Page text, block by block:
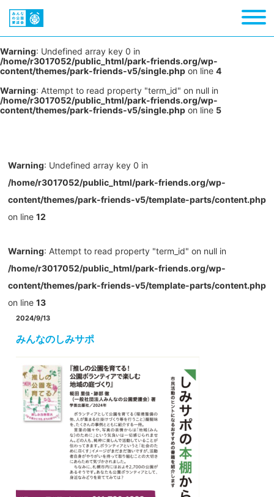
Warning: Undefined array key 0 in
/home/r3017052/public_html/park-friends.org/wp-
content/themes/park-friends-v5/single.php on line 4
Warning: Attempt to read property "term_id" on null in
/home/r3017052/public_html/park-friends.org/wp-
content/themes/park-friends-v5/single.php on line 5
Warning: Undefined array key 0 in
/home/r3017052/public_html/park-friends.org/wp-
content/themes/park-friends-v5/template-parts/content.php
on line 12
Warning: Attempt to read property "term_id" on null in
/home/r3017052/public_html/park-friends.org/wp-
content/themes/park-friends-v5/template-parts/content.php
on line 13
2024/9/13
みんなのしみサポ